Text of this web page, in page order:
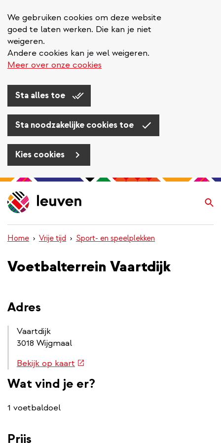
We gebruiken cookies om deze website
goed te laten werken. Die kan je niet
weigeren.
Andere cookies kan je wel weigeren.
Meer over onze cookies
Sta alles toe
Sta noodzakelijke cookies toe
Kies cookies
Overslaan
en
naar
inhoud
gaan
Home Vrije tijd Sport- en speelplekken
Voetbalterrein Vaartdijk
Adres
Vaartdijk
3018 Wijgmaal
Routebeschrijving
Bekijk op kaart (externe
Wat vind je er?
1 voetbaldoel
Prijs